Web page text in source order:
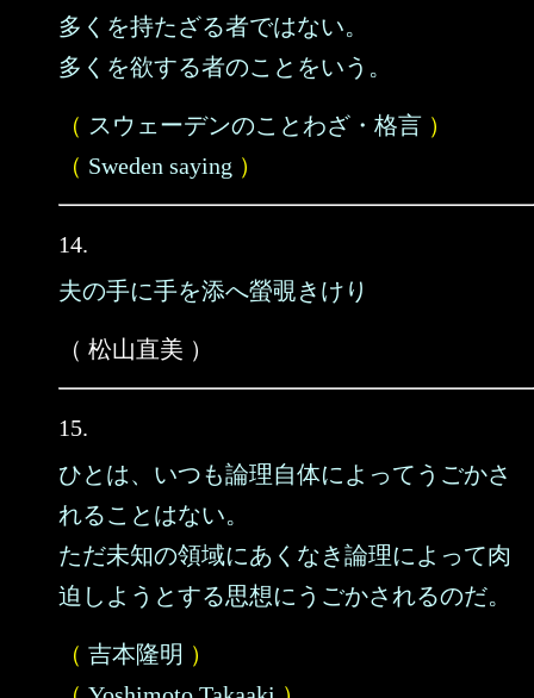
多くを持たざる者ではない。
多くを欲する者のことをいう。
（ スウェーデンのことわざ・格言 ）
（ Sweden saying ）
14.
夫の手に手を添へ螢覗きけり
（ 松山直美 ）
15.
ひとは、いつも論理自体によってうごかさ
れることはない。
ただ未知の領域にあくなき論理によって肉
迫しようとする思想にうごかされるのだ。
（ 吉本隆明 ）